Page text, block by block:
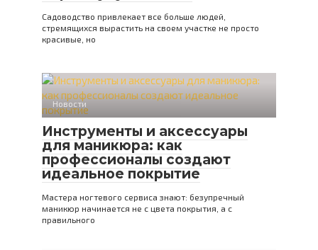
Садоводство привлекает все больше людей,
стремящихся вырастить на своем участке не просто
красивые, но
Новости
Инструменты и аксессуары
для маникюра: как
профессионалы создают
идеальное покрытие
Мастера ногтевого сервиса знают: безупречный
маникюр начинается не с цвета покрытия, а с
правильного